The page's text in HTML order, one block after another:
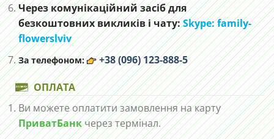
Через комунікаційний засіб для
безкоштовних викликів і чату:Skype: family-
flowerslviv
За телефоном: +38 (096) 123-888-5
ОПЛАТА
Ви можете оплатити замовлення на карту
ПриватБанкчерез термінал.